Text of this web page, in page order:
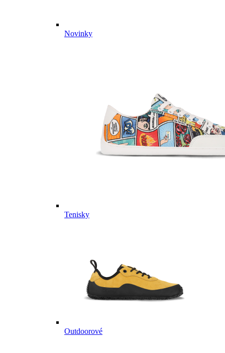
Novinky
Tenisky
Outdoorové